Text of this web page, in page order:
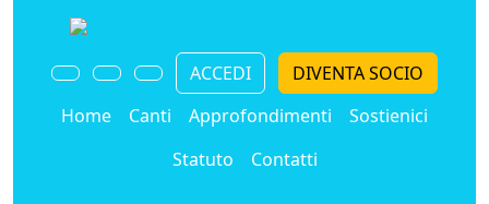
ACCEDI
DIVENTA SOCIO
Home
Canti Approfondimenti
Sostienici
Statuto
Contatti